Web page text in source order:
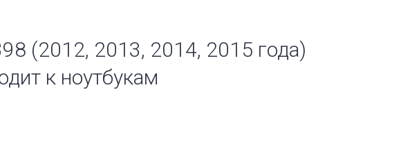
(2012, 2013, 2014, 2015 года)
к ноутбукам